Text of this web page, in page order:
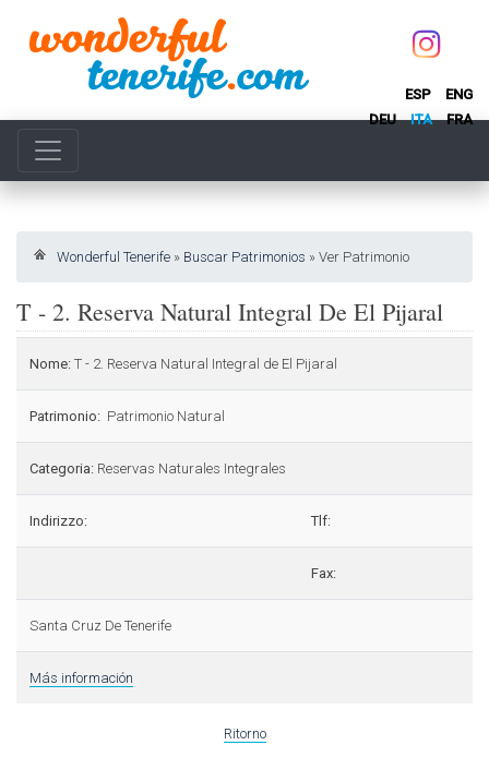
ESP
ENG
DEU
ITA FRA
Wonderful Tenerife » Buscar Patrimonios » Ver Patrimonio
T - 2. Reserva Natural Integral De El Pijaral
Nome: T - 2. Reserva Natural Integral de El Pijaral
Patrimonio: Patrimonio Natural
Categoria: Reservas Naturales Integrales
Indirizzo: Tlf:
Fax:
Santa Cruz De Tenerife
Más información
Ritorno